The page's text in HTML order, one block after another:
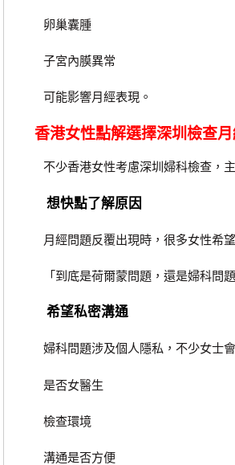
卵巢囊腫
子宮內膜異常
可能影響月經表現。
香港女性點解選擇深圳檢查月
不少香港女性考慮深圳婦科檢查，主
想快點了解原因
月經問題反覆出現時，很多女性希望
「到底是荷爾蒙問題，還是婦科問題
希望私密溝通
婦科問題涉及個人隱私，不少女士會
是否女醫生
檢查環境
溝通是否方便